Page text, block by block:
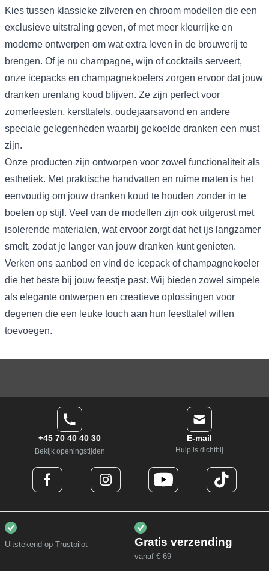
Kies tussen klassieke zilveren en chroom modellen die een
exclusieve uitstraling geven, of met meer kleurrijke en
moderne ontwerpen om wat extra leven in de brouwerij te
brengen. Of je nu champagne, wijn of cocktails serveert,
onze icepacks en champagnekoelers zorgen ervoor dat jouw
dranken urenlang koud blijven. Ze zijn perfect voor
zomerfeesten, kersttafels, oudejaarsavond en andere
speciale gelegenheden waarbij gekoelde dranken een must
zijn.
Onze producten zijn ontworpen voor zowel functionaliteit als
esthetiek. Met praktische handvatten en ruime maten is het
eenvoudig om jouw dranken koud te houden zonder in te
boeten op stijl. Veel van de modellen zijn ook uitgerust met
isolerende materialen, wat ervoor zorgt dat het ijs langzamer
smelt, zodat je langer van jouw dranken kunt genieten.
Verken ons aanbod en vind de icepack of champagnekoeler
die het beste bij jouw feestje past. Wij bieden zowel simpele
als elegante ontwerpen en creatieve oplossingen voor
degenen die een leuke touch aan hun feesttafel willen
toevoegen.
+45 70 40 40 30
Bekijk openingstijden
E-mail
Hulp is dichtbij
Uitstekend op Trustpilot Gratis verzending
vanaf € 69